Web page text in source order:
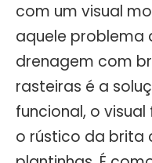
com um visual
aquele problema
drenagem com
rasteiras é a
funcional, o
o rústico da brita